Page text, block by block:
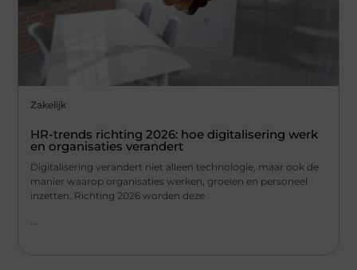
Zakelijk
HR-trends richting 2026: hoe digitalisering werk
en organisaties verandert
Digitalisering verandert niet alleen technologie, maar ook de
manier waarop organisaties werken, groeien en personeel
inzetten. Richting 2026 worden deze
...